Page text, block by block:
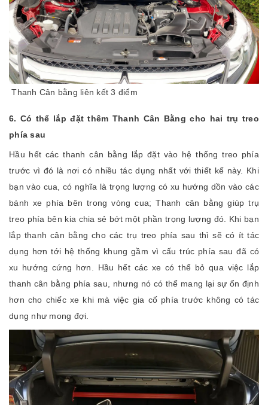
Thanh Cân bằng liên kết 3 điểm
6. Có thể lắp đặt thêm Thanh Cân Bằng cho hai trụ treo
phía sau
Hầu hết các thanh cân bằng lắp đặt vào hệ thống treo phía
trước vì đó là nơi có nhiều tác dụng nhất với thiết kế này. Khi
bạn vào cua, có nghĩa là trọng lượng có xu hướng dồn vào các
bánh xe phía bên trong vòng cua; Thanh cân bằng giúp trụ
treo phía bên kia chia sẻ bớt một phần trọng lượng đó. Khi bạn
lắp thanh cân bằng cho các trụ treo phía sau thì sẽ có ít tác
dụng hơn tới hệ thống khung gầm vì cấu trúc phía sau đã có
xu hướng cứng hơn. Hầu hết các xe có thể bỏ qua việc lắp
thanh cân bằng phía sau, nhưng nó có thể mang lại sự ổn định
hơn cho chiếc xe khi mà việc gia cố phía trước không có tác
dụng như mong đợi.